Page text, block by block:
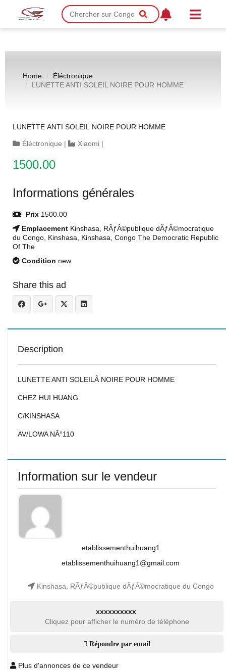
Home
Éléctronique
LUNETTE ANTI SOLEIL NOIRE POUR HOMME
LUNETTE ANTI SOLEIL NOIRE POUR HOMME
Éléctronique | Xiaomi |
1500.00
Informations générales
Prix 1500.00
Emplacement Kinshasa, RÃƒÂ©publique dÃƒÂ©mocratique
du Congo, Kinshasa, Kinshasa, Congo The Democratic Republic
Of The
Condition new
Share this ad
Description
LUNETTE ANTI SOLEILÂ NOIRE POUR HOMME
CHEZ HUI HUANG
C/KINSHASA
AV/LOWA NÂ°110
Information sur le vendeur
etablissementhuihuang1
etablissementhuihuang1@gmail.com
Kinshasa, RÃƒÂ©publique dÃƒÂ©mocratique du Congo
xxxxxxxxxx
Cliquez pour afficher le numéro de téléphone
Répondre par email
Plus d'annonces de ce vendeur